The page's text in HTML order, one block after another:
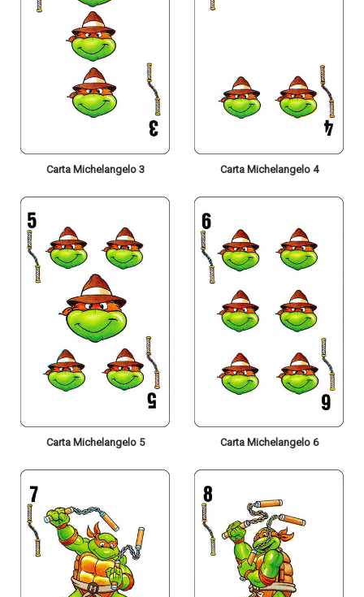
Carta Michelangelo 3 Carta Michelangelo 4
Carta Michelangelo 5 Carta Michelangelo 6